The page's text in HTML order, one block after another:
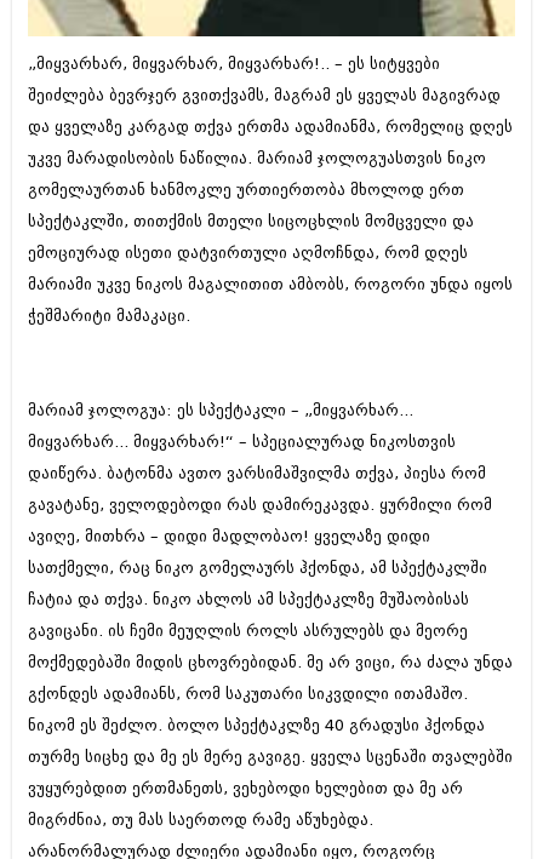
კულინარია
ავტორჩევები
ბელადები
ბიზნესსიახლეები
გვარები
თემიდას სასწორი
იუმორი
კრიმინალი
რომანი და დეტექტივი
სახალისო ამბები
შოუბიზნესი
დაიჯესტი
ისტორია
სხვადასხვა
ანონსი
არქივი
ბიზნესსიახლეები
გვარები
თემიდას სასწორი
იუმორი
კალეიდოსკოპი
ჰოროსკოპი და შეუცნობელი
კრიმინალი
შოუბიზნესი
დაიჯესტი
ქალი და მამაკაცი
ისტორია
სხვადასხვა
ანონსი
არქივი
ნოემბერი 2020 (103)
ოქტომბერი 2020 (209)
„მიყვარხარ, მიყვარხარ, მიყვარხარ!.. – ეს სიტყვები
შეიძლება ბევრჯერ გვითქვამს, მაგრამ ეს ყველას მაგივრად
და ყველაზე კარგად თქვა ერთმა ადამიანმა, რომელიც დღეს
უკვე მარადისობის ნაწილია. მარიამ ჯოლოგუასთვის ნიკო
გომელაურთან ხანმოკლე ურთიერთობა მხოლოდ ერთ
სპექტაკლში, თითქმის მთელი სიცოცხლის მომცველი და
ემოციურად ისეთი დატვირთული აღმოჩნდა, რომ დღეს
მარიამი უკვე ნიკოს მაგალითით ამბობს, როგორი უნდა იყოს
ჭეშმარიტი მამაკაცი.
მარიამ ჯოლოგუა: ეს სპექტაკლი – „მიყვარხარ...
მიყვარხარ... მიყვარხარ!“ – სპეციალურად ნიკოსთვის
დაიწერა. ბატონმა ავთო ვარსიმაშვილმა თქვა, პიესა რომ
გავატანე, ველოდებოდი რას დამირეკავდა. ყურმილი რომ
ავიღე, მითხრა – დიდი მადლობაო! ყველაზე დიდი
სათქმელი, რაც ნიკო გომელაურს ჰქონდა, ამ სპექტაკლში
ჩატია და თქვა. ნიკო ახლოს ამ სპექტაკლზე მუშაობისას
გავიცანი. ის ჩემი მეუღლის როლს ასრულებს და მეორე
მოქმედებაში მიდის ცხოვრებიდან. მე არ ვიცი, რა ძალა უნდა
გქონდეს ადამიანს, რომ საკუთარი სიკვდილი ითამაშო.
ნიკომ ეს შეძლო. ბოლო სპექტაკლზე 40 გრადუსი ჰქონდა
თურმე სიცხე და მე ეს მერე გავიგე. ყველა სცენაში თვალებში
ვუყურებდით ერთმანეთს, ვეხებოდი ხელებით და მე არ
მიგრძნია, თუ მას საერთოდ რამე აწუხებდა.
არანორმალურად ძლიერი ადამიანი იყო, როგორც